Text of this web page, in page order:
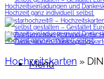
Menü
Hochzeitskarten »